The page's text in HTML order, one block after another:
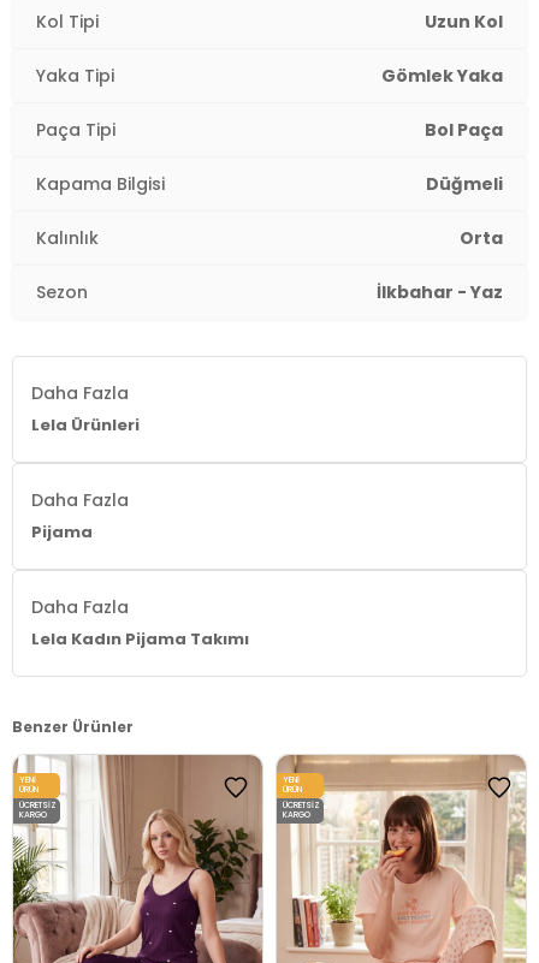
Kol Tipi Uzun Kol
Yaka Tipi Gömlek Yaka
Paça Tipi Bol Paça
Kapama Bilgisi Düğmeli
Kalınlık Orta
Sezon İlkbahar - Yaz
Daha Fazla
Lela Ürünleri
Daha Fazla
Pijama
Daha Fazla
Lela Kadın Pijama Takımı
Benzer Ürünler
YENI
ÜRÜN
ÜCRETSIZ
KARGO
YENI
ÜRÜN
ÜCRETSIZ
KARGO